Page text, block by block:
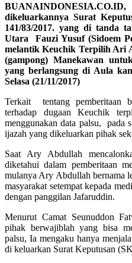
dikeluarkannya Surat
141/83/2017. yang di tanda
Utara Fauzi Yusuf (Sidoem
melantik Keuchik Terpilih Ari
(gampong) Manekawan
yang berlangsung di Aula
Selasa (21/11/2017)
Terkait tentang pemberitaan
terhadap dugaan Keuchik
menggunakan data palsu, pada
ijazah yang dikeluarkan pihak
Saat Ary Abdullah
diketahui dalam pemberitaan
mulanya Ary Abdullah bernama
masyarakat setempat kepada
dengan panggilan Jafaruddin.
Menurut Camat Seunuddon
pihak berwajiblah yang bisa
palsu, Ia mengaku hanya
di keluarkan Surat Keputusan